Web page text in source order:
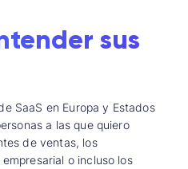
sus
SaaS en Europa y Estados
a las que quiero
de ventas, los
o incluso los